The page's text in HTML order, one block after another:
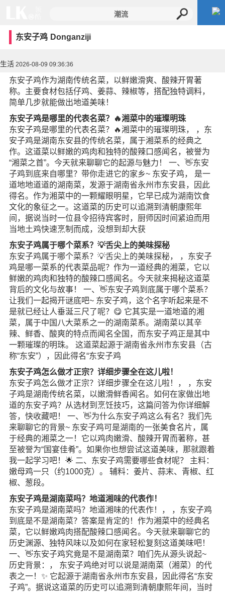
东安子鸡 Donganziji
生活 2026-08-09 09:36:36
东安子鸡作为湖南传统名菜，以鲜嫩滑爽、酸辣开胃著
称。主要食材包括仔鸡、姜蒜、辣椒等，搭配独特调料，
简单几步就能做出地道美味！
东安子鸡是哪里的代表名菜？🔥湘菜中的璀璨明珠
东安子鸡是哪里的代表名菜？🔥湘菜中的璀璨明珠， ，东
安子鸡是湖南东安县的传统名菜，属于湘菜系的经典之
作。这道菜以鲜嫩的鸡肉和独特的酸辣口感闻名，被誉为
“湘菜之首”。今天就来聊聊它的起源与魅力！ 一、👋东安
子鸡到底来自哪里？带你走进它的家乡~ 东安子鸡， 是一
道地地道道的湖南菜，发源于湖南省永州市东安县，因此
得名。作为湘菜中的一颗耀眼明星，它早已成为湖南饮食
文化的象征之一。这道菜的历史可以追溯到清朝康熙年
间，据说当时一位县令招待宾客时，厨师因时间紧迫而用
当地土鸡快速烹制而成，没想到却大获
东安子鸡属于哪个菜系？💡舌尖上的美味探秘
东安子鸡属于哪个菜系？💡舌尖上的美味探秘， ，东安子
鸡是哪一菜系的代表菜品呢？作为一道经典的湘菜，它以
鲜嫩的鸡肉和独特的酸辣口感闻名。今天就来揭秘这道菜
背后的文化与故事！ 一、👋东安子鸡到底属于哪个菜系？
让我们一起揭开谜底吧~ 东安子鸡，这个名字听起来是不
是就已经让人垂涎三尺了呢？😋 它其实是一道地道的湘
菜，属于中国八大菜系之一的湖南菜系。湖南菜以其辛
辣、鲜香、酸爽的特点而闻名全国，而东安子鸡正是其中
一颗璀璨的明珠。 这道菜起源于湖南省永州市东安县（古
称“东安”），因此得名“东安子鸡
东安子鸡怎么做才正宗？详细步骤全在这儿啦！
东安子鸡怎么做才正宗？详细步骤全在这儿啦！， ，东安
子鸡是湖南传统名菜，以嫩滑鲜香闻名。如何在家做出地
道的东安子鸡？从选材到烹饪技巧，这篇问答为你详细解
答，快收藏吧！ 一、👋为什么东安子鸡这么有名？我们先
来聊聊它的背景~ 东安子鸡可是湖南的一张美食名片，属
于经典的湘菜之一！它以鸡肉嫩滑、酸辣开胃而著称，甚
至被誉为“国宴佳肴”。如果你也想尝试这道美味，那就跟着
我一起学习吧！🌟 二、东安子鸡需要哪些食材呢？ 主料：
嫩母鸡一只（约1000克）。 辅料：姜片、蒜末、青椒、红
椒、葱段。
东安子鸡是湖南菜吗？地道湘味的代表作！
东安子鸡是湖南菜吗？地道湘味的代表作！， ，东安子鸡
到底是不是湖南菜？答案是肯定的！作为湘菜中的经典名
菜，它以鲜嫩鸡肉搭配酸辣口感闻名。今天就来聊聊它的
历史渊源、独特风味以及如何在家轻松复刻这道美味吧！
一、👋东安子鸡究竟是不是湖南菜？咱们先从源头说起~
历史背景：， 东安子鸡绝对可以说是湖南菜（湘菜）的代
表之一！✨ 它起源于湖南省永州市东安县，因此得名“东安
子鸡”。据说这道菜的历史可以追溯到清朝康熙年间，当时